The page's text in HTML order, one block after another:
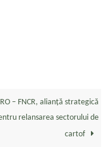
– FNCR, alianță strategică
relansarea sectorului de
cartof